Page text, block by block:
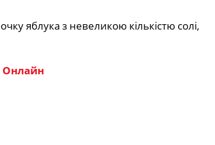
яблука з невеликою кількістю солі,
Онлайн